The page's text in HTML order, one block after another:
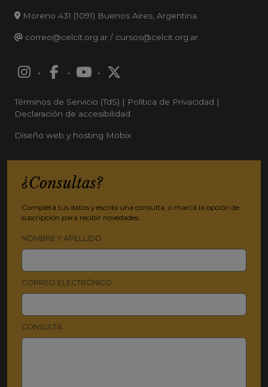
Moreno 431 (1091) Buenos Aires, Argentina
correo@celcit.org.ar / cursos@celcit.org.ar
· · ·
Términos de Servicio (TdS) | Política de Privacidad |
Declaración de accesibilidad
Diseño web y hosting Mobix
¿Consultas?
Completá tus datos y escribí una consulta, o marcá la opción de
suscripción para recibir novedades.
NOMBRE Y APELLIDO
CORREO ELECTRÓNICO
CONSULTA